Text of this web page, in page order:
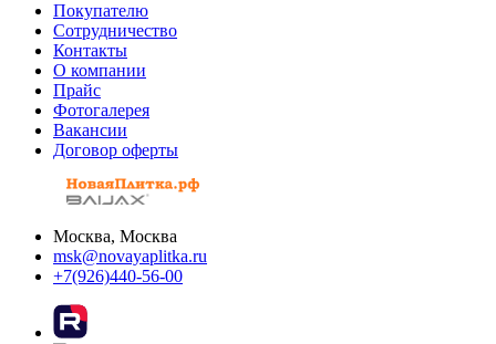
Покупателю
Сотрудничество
Контакты
О компании
Прайс
Фотогалерея
Вакансии
Договор оферты
Москва, Москва
msk@novayaplitka.ru
+7(926)440-56-00